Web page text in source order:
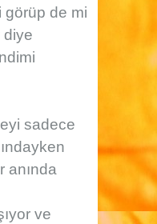
görüp de mi
diye
sadece
anında
ve